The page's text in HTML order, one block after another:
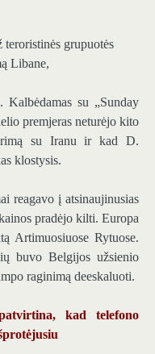
grupuotės
Libane,
su „Sunday
premjeras neturėjo kito
su Iranu ir kad D.
klostysis.
reagavo į atsinaujinusias
pradėjo kilti. Europa
Artimuosiuose Rytuose.
buvo Belgijos užsienio
raginimą deeskaluoti.
kad telefono